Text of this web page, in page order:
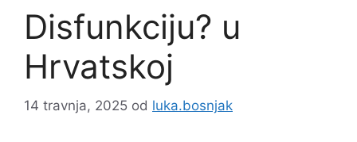
Disfunkciju? u
Hrvatskoj
14 travnja, 2025 od luka.bosnjak